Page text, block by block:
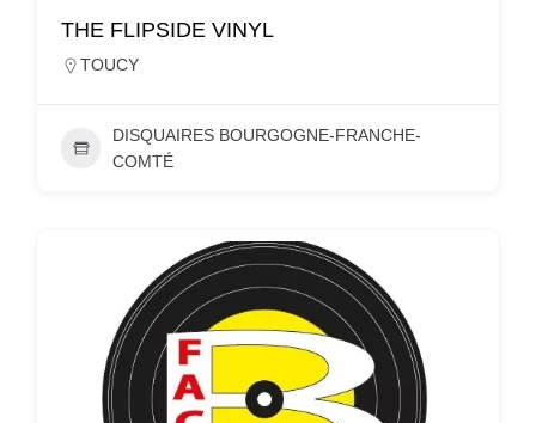
THE FLIPSIDE VINYL
TOUCY
DISQUAIRES BOURGOGNE-FRANCHE-
COMTÉ